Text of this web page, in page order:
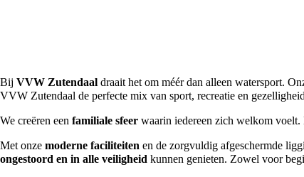
Bij VVW Zutendaal draait het om méér dan alleen watersport.
VVW Zutendaal de perfecte mix van sport, recreatie en
We creëren een familiale sfeer waarin iedereen zich welkom voelt.
Met onze moderne faciliteiten en de zorgvuldig afgeschermde
ongestoord en in alle veiligheid kunnen genieten. Zowel voor